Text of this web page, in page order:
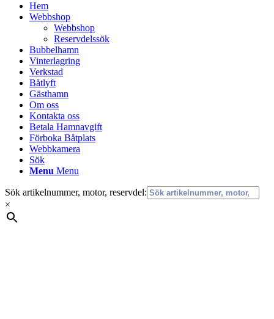
Hem
Webbshop
Webbshop
Reservdelssök
Bubbelhamn
Vinterlagring
Verkstad
Båtlyft
Gästhamn
Om oss
Kontakta oss
Betala Hamnavgift
Förboka Båtplats
Webbkamera
Sök
Menu Menu
Sök artikelnummer, motor, reservdel:
×